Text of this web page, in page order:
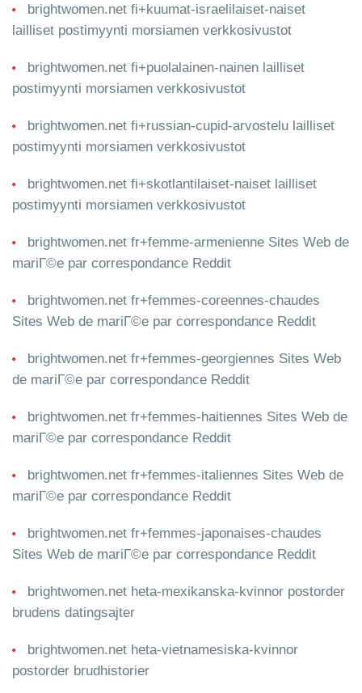
brightwomen.net fi+kuumat-israelilaiset-naiset
lailliset postimyynti morsiamen verkkosivustot
brightwomen.net fi+puolalainen-nainen lailliset
postimyynti morsiamen verkkosivustot
brightwomen.net fi+russian-cupid-arvostelu lailliset
postimyynti morsiamen verkkosivustot
brightwomen.net fi+skotlantilaiset-naiset lailliset
postimyynti morsiamen verkkosivustot
brightwomen.net fr+femme-armenienne Sites Web de
mariГ©e par correspondance Reddit
brightwomen.net fr+femmes-coreennes-chaudes
Sites Web de mariГ©e par correspondance Reddit
brightwomen.net fr+femmes-georgiennes Sites Web
de mariГ©e par correspondance Reddit
brightwomen.net fr+femmes-haitiennes Sites Web de
mariГ©e par correspondance Reddit
brightwomen.net fr+femmes-italiennes Sites Web de
mariГ©e par correspondance Reddit
brightwomen.net fr+femmes-japonaises-chaudes
Sites Web de mariГ©e par correspondance Reddit
brightwomen.net heta-mexikanska-kvinnor postorder
brudens datingsajter
brightwomen.net heta-vietnamesiska-kvinnor
postorder brudhistorier